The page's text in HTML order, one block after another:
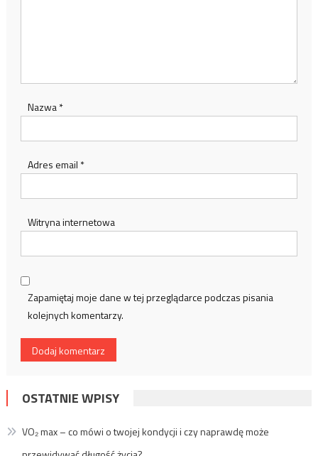
Nazwa*
Adres email *
Witryna internetowa
Zapamiętaj moje dane w tej przeglądarce podczas pisania
kolejnych komentarzy.
OSTATNIE WPISY
VO₂ max – co mówi o twojej kondycji i czy naprawdę może